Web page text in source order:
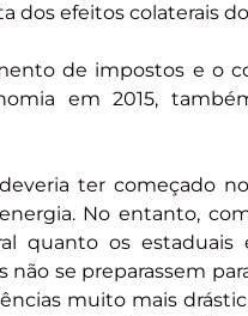
dos efeitos colaterais
de impostos e o
em 2015,
ter começado
No entanto,
quanto os estaduais
se preparassem
muito mais